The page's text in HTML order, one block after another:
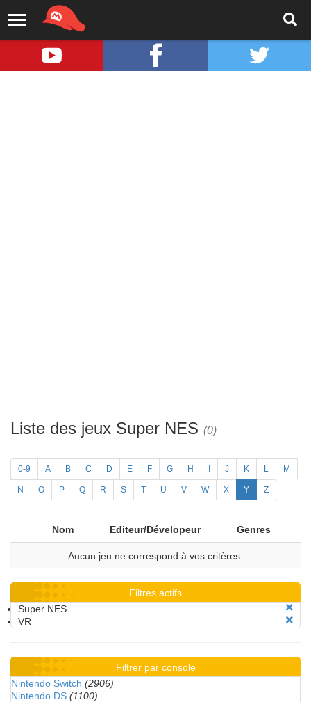
Liste des jeux Super NES (0)
0-9 A B C D E F G H J K L M
N O P Q R S T U V W X Y Z
Nom Editeur/Dévelopeur Genres
Aucun jeu ne correspond à vos critères.
Filtres actifs
Super NES
VR
Filtrer par console
Nintendo Switch (2906)
Nintendo DS (1100)